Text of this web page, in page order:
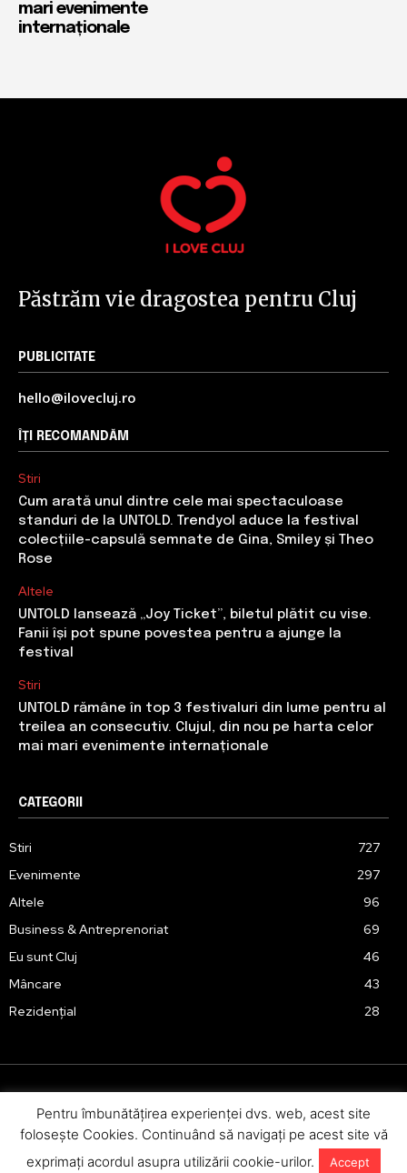
mari evenimente
internaționale
Păstrăm vie dragostea pentru Cluj
PUBLICITATE
hello@ilovecluj.ro
ÎȚI RECOMANDĂM
Stiri
Cum arată unul dintre cele mai spectaculoase
standuri de la UNTOLD. Trendyol aduce la festival
colecțiile-capsulă semnate de Gina, Smiley și Theo
Rose
Altele
UNTOLD lansează „Joy Ticket”, biletul plătit cu vise.
Fanii își pot spune povestea pentru a ajunge la
festival
Stiri
UNTOLD rămâne în top 3 festivaluri din lume pentru al
treilea an consecutiv. Clujul, din nou pe harta celor
mai mari evenimente internaționale
CATEGORII
Stiri
727
Evenimente
297
Altele
96
Business & Antreprenoriat
69
Eu sunt Cluj
46
Mâncare
43
Rezidențial
28
Urmărește-ne în social media:
Pentru îmbunătăţirea experienţei dvs. web, acest site
foloseşte Cookies. Continuând să navigaţi pe acest site vă
exprimaţi acordul asupra utilizării cookie-urilor.
Accept